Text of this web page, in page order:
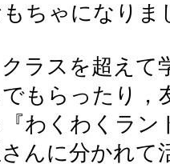
ちゃになりま
ラスを超えて
もらったり，
わくわくラン
んに分かれて